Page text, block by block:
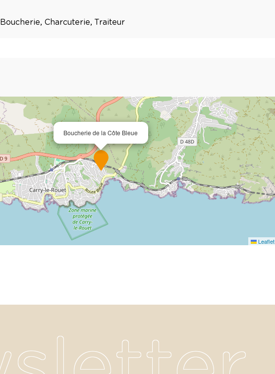
Boucherie Charcuterie Traiteur
Boucherie de la Côte Bleue
Leaflet